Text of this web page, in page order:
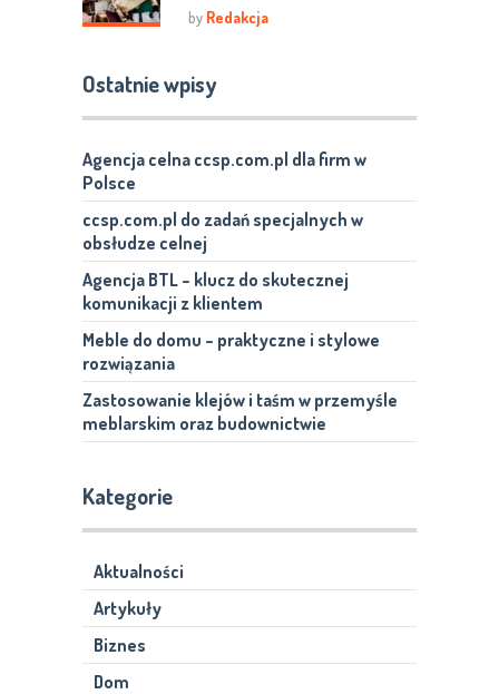
by Redakcja
Ostatnie wpisy
Agencja celna ccsp.com.pl dla firm w
Polsce
ccsp.com.pl do zadań specjalnych w
obsłudze celnej
Agencja BTL – klucz do skutecznej
komunikacji z klientem
Meble do domu – praktyczne i stylowe
rozwiązania
Zastosowanie klejów i taśm w przemyśle
meblarskim oraz budownictwie
Kategorie
Aktualności
Artykuły
Biznes
Dom